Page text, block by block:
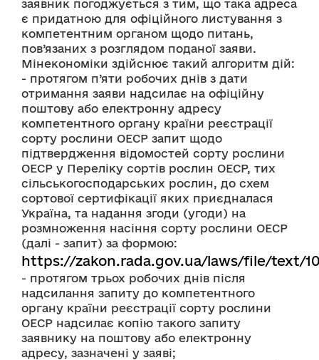
заявник погоджується з тим, що така адреса
є придатною для офіційного листування з
компетентним органом щодо питань,
пов’язаних з розглядом поданої заяви.
Мінекономіки здійснює такий алгоритм дій:
- протягом п’яти робочих днів з дати
отримання заяви надсилає на офіційну
поштову або електронну адресу
компетентного органу країни реєстрації
сорту рослини ОЕСР запит щодо
підтвердження відомостей сорту рослини
ОЕСР у Переліку сортів рослин ОЕСР, тих
сільськогосподарських рослин, до схем
сортової сертифікації яких приєдналася
Україна, та надання згоди (угоди) на
розмноження насіння сорту рослини ОЕСР
https://zakon.rada.gov.ua/laws/file/text/
- протягом трьох робочих днів після
надсилання запиту до компетентного
органу країни реєстрації сорту рослини
ОЕСР надсилає копію такого запиту
заявнику на поштову або електронну
адресу, зазначені у заяві;